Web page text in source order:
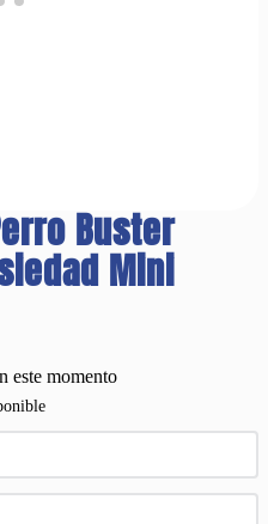
Buster
Mini
este momento